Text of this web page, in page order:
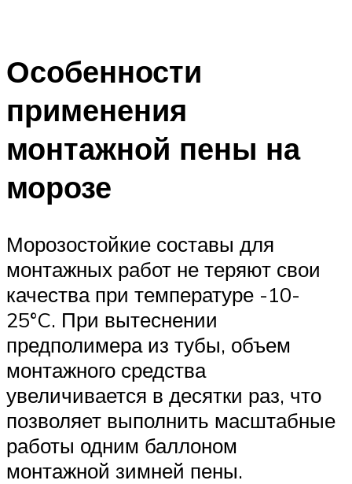
Особенности
применения
монтажной пены на
морозе
Морозостойкие составы для
монтажных работ не теряют свои
качества при температуре -10-
25°C. При вытеснении
предполимера из тубы, объем
монтажного средства
увеличивается в десятки раз, что
позволяет выполнить масштабные
работы одним баллоном
монтажной зимней пены.